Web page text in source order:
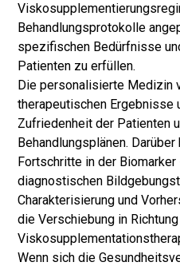
Behandlungsprotokolle
spezifischen Bedürfnisse
Patienten zu erfüllen.
Die personalisierte Medizin
therapeutischen Ergebnisse
Zufriedenheit der Patienten
Behandlungsplänen.
Fortschritte in der Biomarker
diagnostischen
Charakterisierung und
die Verschiebung in
Wenn sich die